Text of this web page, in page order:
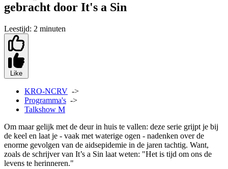
gebracht door It's a Sin
Leestijd: 2 minuten
Like
KRO-NCRV ->
Programma's ->
Talkshow M
Om maar gelijk met de deur in huis te vallen: deze serie grijpt je bij
de keel en laat je - vaak met waterige ogen - nadenken over de
enorme gevolgen van de aidsepidemie in de jaren tachtig. Want,
zoals de schrijver van It’s a Sin laat weten: "Het is tijd om ons de
levens te herinneren."